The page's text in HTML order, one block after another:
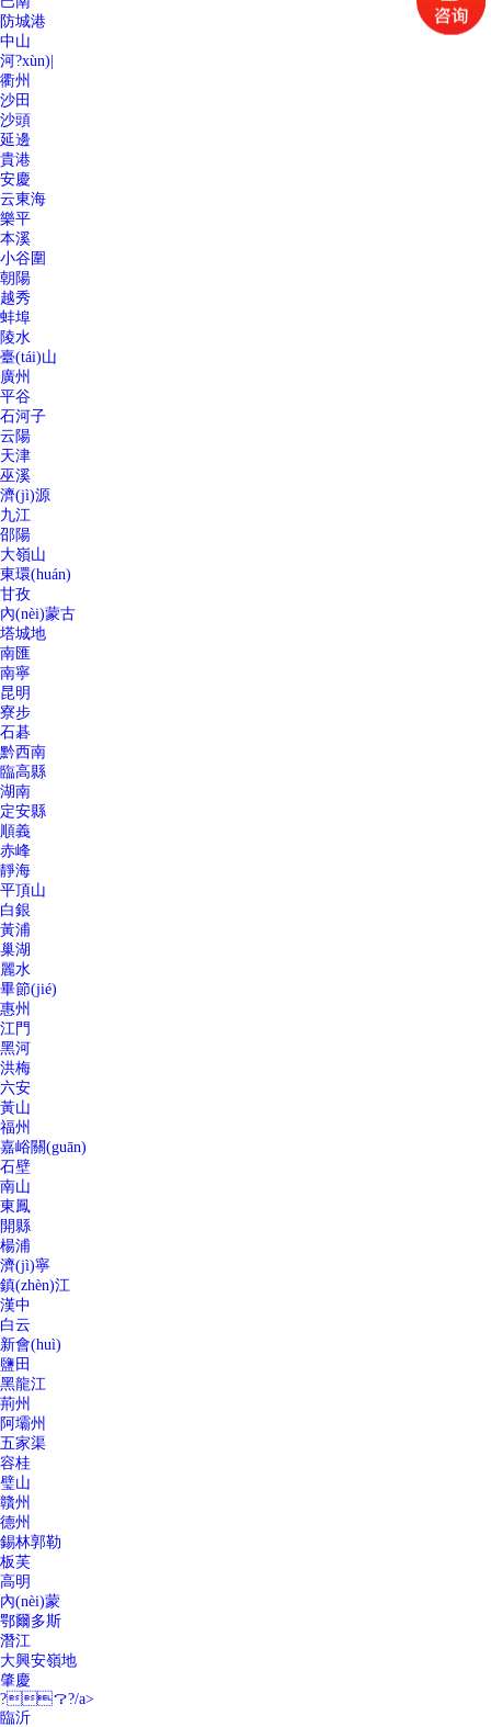
防城港
中山
河?xùn)|
衢州
沙田
沙頭
延邊
貴港
安慶
云東海
樂平
本溪
小谷圍
朝陽
越秀
蚌埠
陵水
臺(tái)山
廣州
平谷
石河子
云陽
天津
巫溪
濟(jì)源
九江
邵陽
大嶺山
東環(huán)
甘孜
內(nèi)蒙古
塔城地
南匯
南寧
昆明
寮步
石碁
黔西南
臨高縣
湖南
定安縣
順義
赤峰
靜海
平頂山
白銀
黃浦
巢湖
麗水
畢節(jié)
惠州
江門
黑河
洪梅
六安
黃山
福州
嘉峪關(guān)
石壁
南山
東鳳
開縣
楊浦
濟(jì)寧
鎮(zhèn)江
漢中
白云
新會(huì)
鹽田
黑龍江
荊州
阿壩州
五家渠
容桂
璧山
贛州
德州
錫林郭勒
板芙
高明
內(nèi)蒙
鄂爾多斯
潛江
大興安嶺地
肇慶
?？?/a>
臨沂